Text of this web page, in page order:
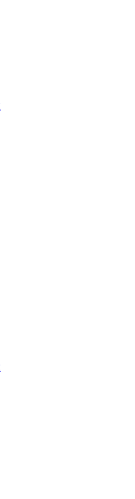
и города, клипы из
мультиков, детские
и про персонажей